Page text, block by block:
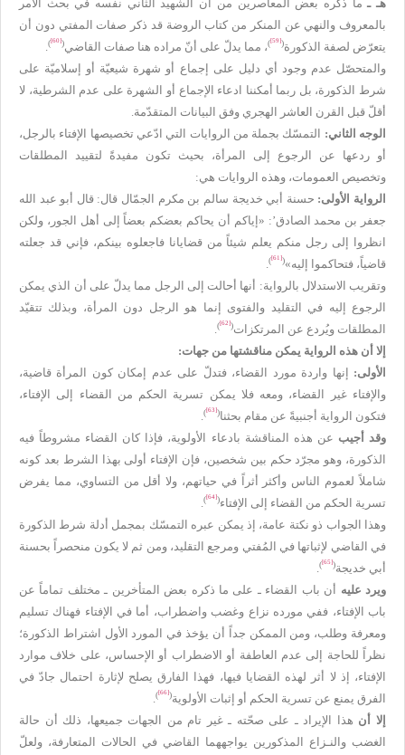
هـ ـما ذكره بعض المعاصرين من أن الشهيد الثاني نفسه في بحث الأمر
بالمعروف والنهي عن المنكر من كتاب الروضة قد ذكر صفات المفتي دون أن
يتعرّض لصفة الذكورة(
[59]
)، مما يدلّ على أنّ مراده هنا صفات القاضي(
[60]
)
والمتحصّل عدم وجود أي دليل على إجماع أو شهرة شيعيّة أو إسلاميّة على
شرط الذكورة، بل ربما أمكننا ادعاء الإجماع أو الشهرة على عدم الشرطية، لا
أقلّ قبل القرن العاشر الهجري وفق البيانات المتقدّمة.
الوجه الثاني: التمسّك بجملة من الروايات التي ادّعي تخصيصها الإفتاء بالرجل،
أو ردعها عن الرجوع إلى المرأة، بحيث تكون مفيدةً لتقييد المطلقات
وتخصيص العمومات، وهذه الروايات هي:
الرواية الأولى: حسنة أبي خديجة سالم بن مكرم الجمّال قال: قال أبو عبد الله
جعفر بن محمد الصادق’: «إياكم أن يحاكم بعضكم بعضاً إلى أهل الجور، ولكن
انظروا إلى رجل منكم يعلم شيئاً من قضايانا فاجعلوه بينكم، فإني قد جعلته
قاضياً، فتحاكموا إليه»(
[61]
)
وتقريب الاستدلال بالرواية: أنها أحالت إلى الرجل مما يدلّ على أن الذي يمكن
الرجوع إليه في التقليد والفتوى إنما هو الرجل دون المرأة، وبذلك تتقيّد
المطلقات ويُردع عن المرتكزات(
[62]
)
إلا أن هذه الرواية يمكن مناقشتها من جهات:
الأولى: إنها واردة مورد القضاء، فتدلّ على عدم إمكان كون المرأة قاضية،
والإفتاء غير القضاء، ومعه فلا يمكن تسرية الحكم من القضاء إلى الإفتاء،
فتكون الرواية أجنبيةً عن مقام بحثنا(
[63]
)
وقد أجيب عن هذه المناقشة بادعاء الأولوية، فإذا كان القضاء مشروطاً فيه
الذكورة، وهو مجرّد حكم بين شخصين، فإن الإفتاء أولى بهذا الشرط بعد كونه
شاملاً لعموم الناس وأكثر أثراً في حياتهم، ولا أقل من التساوي، مما يفرض
تسرية الحكم من القضاء إلى الإفتاء(
[64]
)
وهذا الجواب ذو نكتة عامة، إذ يمكن عبره التمسّك بمجمل أدلة شرط الذكورة
في القاضي لإثباتها في المُفتي ومرجع التقليد، ومن ثم لا يكون منحصراً بحسنة
أبي خديجة(
[65]
)
ويرد عليه أن باب القضاء ـ على ما ذكره بعض المتأخرين ـ مختلف تماماً عن
باب الإفتاء، ففي مورده نزاع وغضب واضطراب، أما في الإفتاء فهناك تسليم
ومعرفة وطلب، ومن الممكن جداً أن يؤخذ في المورد الأول اشتراط الذكورة؛
نظراً للحاجة إلى عدم العاطفة أو الاضطراب أو الإحساس، على خلاف موارد
الإفتاء، إذ لا أثر لهذه القضايا فيها، فهذا الفارق يصلح لإثارة احتمال جادّ في
الفرق يمنع عن تسرية الحكم أو إثبات الأولوية(
[66]
)
إلا أن هذا الإيراد ـ على صحّته ـ غير تام من الجهات جميعها، ذلك أن حالة
الغضب والنـزاع المذكورين يواجههما القاضي في الحالات المتعارفة، ولعلّ